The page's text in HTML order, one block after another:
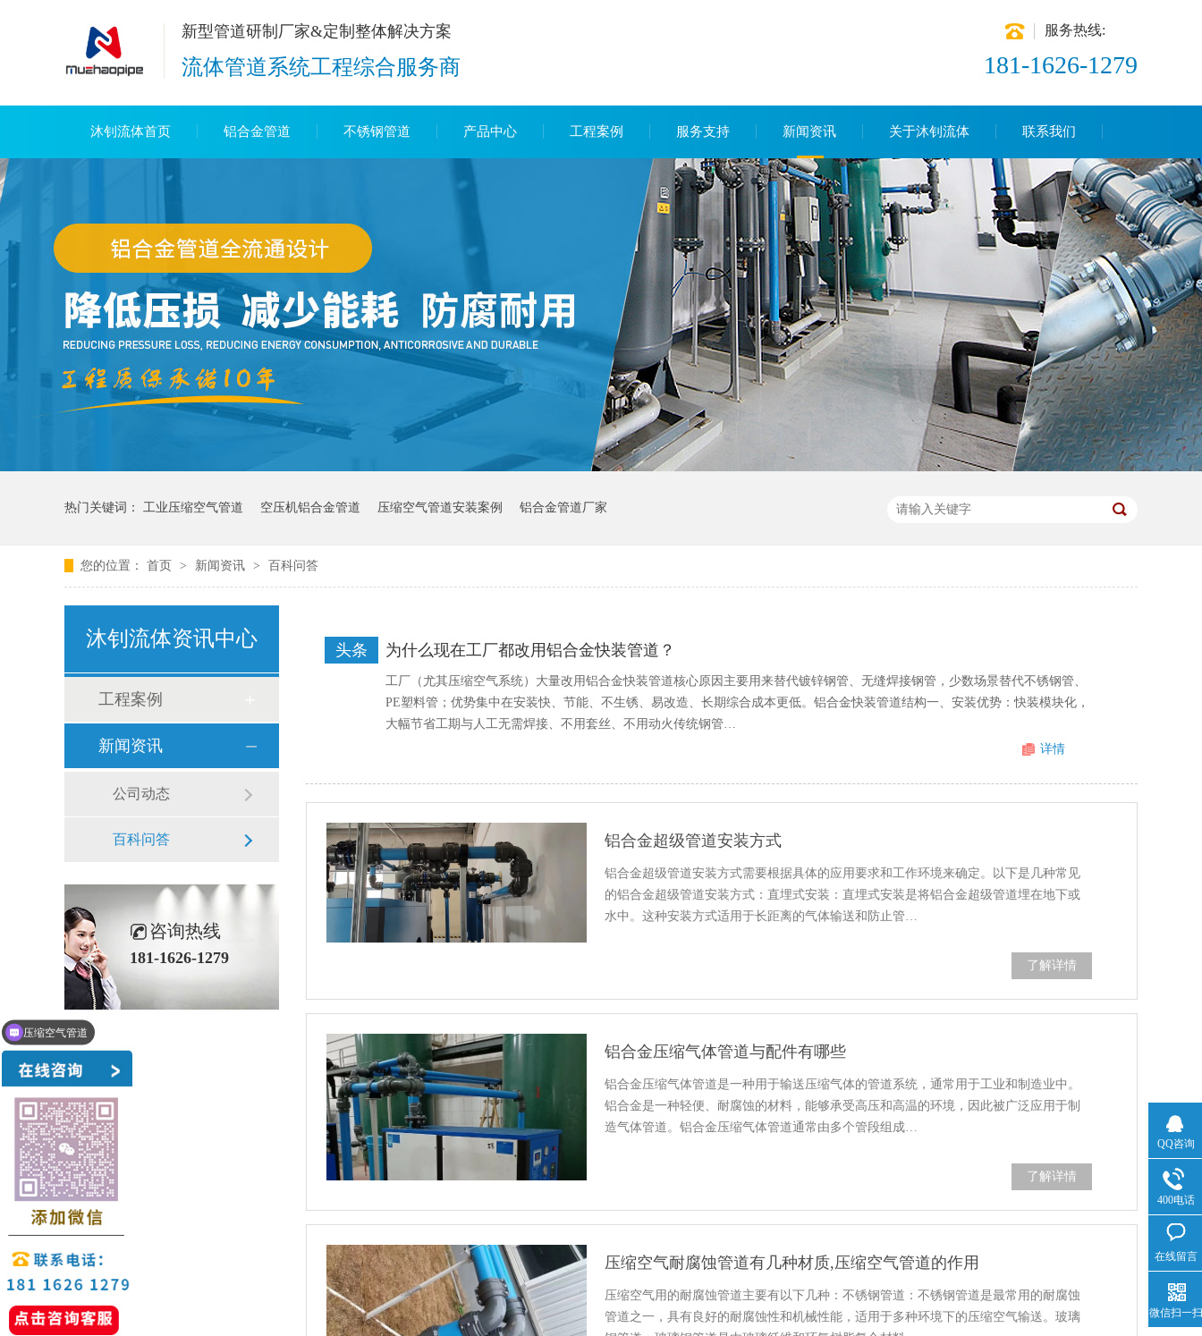
新型管道研制厂家&定制整体解决方案
流体管道系统工程综合服务商
服务热线:
181-1626-1279
沐钊流体首页 铝合金管道 不锈钢管道 产品中心 工程案例 服务支持 新闻资讯 关于沐钊流体 联系我们
热门关键词： 工业压缩空气管道 空压机铝合金管道 压缩空气管道安装案例 铝合金管道厂家
您的位置： 首页 > 新闻资讯 > 百科问答
沐钊流体资讯中心
工程案例
新闻资讯
公司动态
百科问答
咨询热线
181-1626-1279
为什么现在工厂都改用铝合金快装管道？
头条
工厂（尤其压缩空气系统）大量改用铝合金快装管道核心原因主要用来替代镀锌钢管、无缝焊接钢管，少数场景替代不锈钢管、
PE塑料管；优势集中在安装快、节能、不生锈、易改造、长期综合成本更低。铝合金快装管道结构一、安装优势：快装模块化，
大幅节省工期与人工无需焊接、不用套丝、不用动火传统钢管…
详情
铝合金超级管道安装方式
铝合金超级管道安装方式需要根据具体的应用要求和工作环境来确定。以下是几种常见
的铝合金超级管道安装方式：直埋式安装：直埋式安装是将铝合金超级管道埋在地下或
水中。这种安装方式适用于长距离的气体输送和防止管…
了解详情
铝合金压缩气体管道与配件有哪些
铝合金压缩气体管道是一种用于输送压缩气体的管道系统，通常用于工业和制造业中。
铝合金是一种轻便、耐腐蚀的材料，能够承受高压和高温的环境，因此被广泛应用于制
造气体管道。铝合金压缩气体管道通常由多个管段组成…
了解详情
压缩空气耐腐蚀管道有几种材质,压缩空气管道的作用
压缩空气用的耐腐蚀管道主要有以下几种：不锈钢管道：不锈钢管道是最常用的耐腐蚀
管道之一，具有良好的耐腐蚀性和机械性能，适用于多种环境下的压缩空气输送。玻璃
QQ咨询
400电话
在线留言
微信扫一扫
压缩空气管道